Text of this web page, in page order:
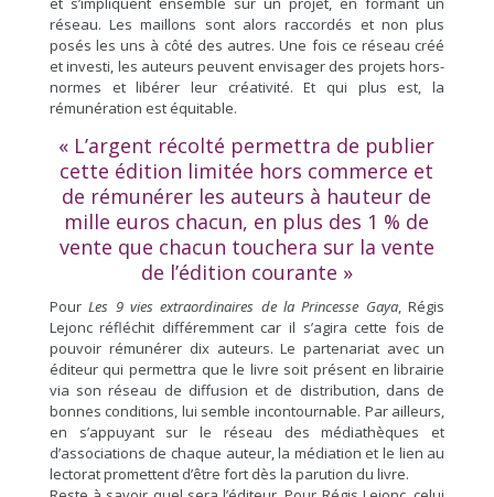
réseau. Les maillons sont alors raccordés et non plus
posés les uns à côté des autres. Une fois ce réseau créé
et investi, les auteurs peuvent envisager des projets hors-
normes et libérer leur créativité. Et qui plus est, la
rémunération est équitable.
« L’argent récolté permettra de publier
cette édition limitée hors commerce et
de rémunérer les auteurs à hauteur de
mille euros chacun, en plus des 1 % de
vente que chacun touchera sur la vente
de l’édition courante »
PourLes 9 vies extraordinaires de la Princesse Gaya, Régis
Lejonc réfléchit différemment car il s’agira cette fois de
pouvoir rémunérer dix auteurs. Le partenariat avec un
éditeur qui permettra que le livre soit présent en librairie
via son réseau de diffusion et de distribution, dans de
bonnes conditions, lui semble incontournable. Par ailleurs,
en s’appuyant sur le réseau des médiathèques et
d’associations de chaque auteur, la médiation et le lien au
lectorat promettent d’être fort dès la parution du livre.